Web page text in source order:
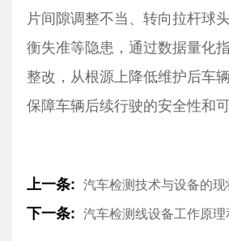
片间隙调整不当、转向拉杆球
衡失准等隐患，通过数据量化
整改，从根源上降低维护后车
保障车辆后续行驶的安全性和可
上一条: 汽车检测技术与设备的
下一条: 汽车检测线设备工作原